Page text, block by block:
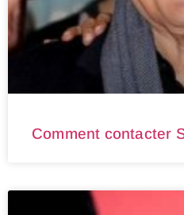
Comment contacter